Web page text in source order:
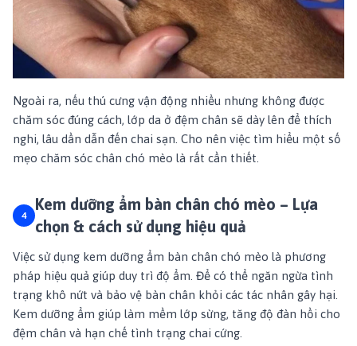
Ngoài ra, nếu thú cưng vận động nhiều nhưng không được
chăm sóc đúng cách, lớp da ở đệm chân sẽ dày lên để thích
nghi, lâu dần dẫn đến chai sạn. Cho nên việc tìm hiểu một số
mẹo chăm sóc chân chó mèo là rất cần thiết.
Kem dưỡng ẩm bàn chân chó mèo – Lựa
chọn & cách sử dụng hiệu quả
Việc sử dụng kem dưỡng ẩm bàn chân chó mèo là phương
pháp hiệu quả giúp duy trì độ ẩm. Để có thể ngăn ngừa tình
trạng khô nứt và bảo vệ bàn chân khỏi các tác nhân gây hại.
Kem dưỡng ẩm giúp làm mềm lớp sừng, tăng độ đàn hồi cho
đệm chân và hạn chế tình trạng chai cứng.